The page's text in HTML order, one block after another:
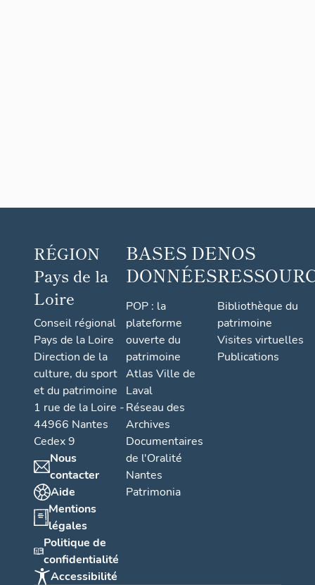
RÉGION
Pays de la
Loire
Conseil régional
Pays de la Loire
Direction de la
culture, du sport
et du patrimoine
1 rue de la Loire -
44966 Nantes
Cedex 9
Nous
contacter
Aide
Mentions
légales
Politique de
confidentialité
Accessibilité
BASES DE
DONNÉES
POP : la
plateforme
ouverte du
patrimoine
Atlas Ville de
Laval
Réseau des
Archives
Documentaires
de l'Oralité
Nantes
Patrimonia
NOS
Bibliothèque du
patrimoine
Visites virtuelles
Publications